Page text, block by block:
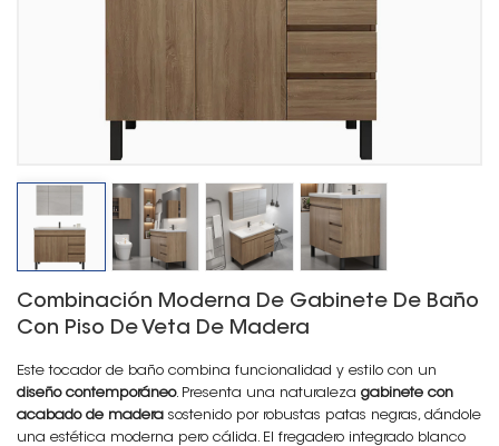
Combinación Moderna De Gabinete De Baño
Con Piso De Veta De Madera
Este tocador de baño combina funcionalidad y estilo con un
diseño contemporáneo. Presenta una naturaleza gabinete con
acabado de madera sostenido por robustas patas negras, dándole
una estética moderna pero cálida. El fregadero integrado blanco